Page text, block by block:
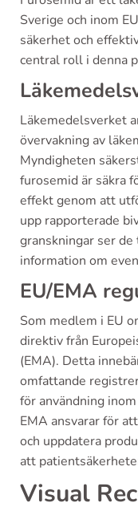
Sverige och inom
säkerhet och
central roll i denna
Läkemedelsverket
övervakning av
Myndigheten
furosemid är säkra
effekt genom att
upp rapporterade
granskningar ser
information om
EU/EMA
Som medlem i EU
direktiv från
(EMA). Detta
omfattande
för användning
EMA ansvarar för
och uppdatera
att
Visual